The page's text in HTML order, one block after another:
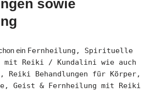
sowie
ein Fernheilung, Spirituelle
mit Reiki / Kundalini wie auch
Reiki Behandlungen für Körper,
Geist & Fernheilung mit Reiki